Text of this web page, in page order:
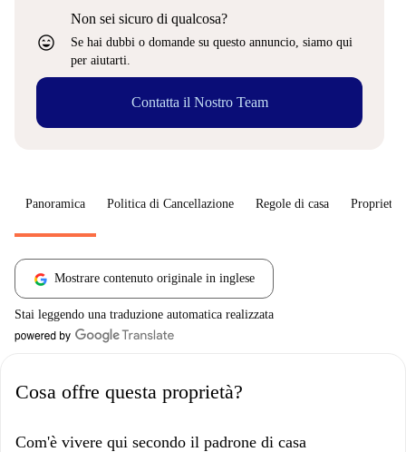
sentiment_very_satisfied
Non sei sicuro di qualcosa?
Se hai dubbi o domande su questo annuncio, siamo qui
per aiutarti.
Contatta il Nostro Team
Panoramica Politica di Cancellazione Regole di casa
Mostrare contenuto originale in inglese
Stai leggendo una traduzione automatica realizzata
Cosa offre questa proprietà?
Com'è vivere qui secondo il padrone di casa